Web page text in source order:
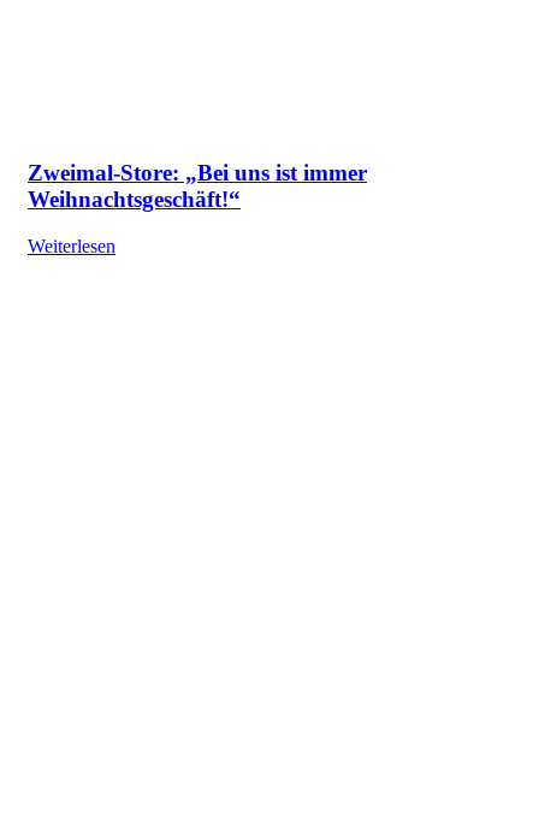
Zweimal-Store: „Bei uns ist immer
Weihnachtsgeschäft!“
Weiterlesen